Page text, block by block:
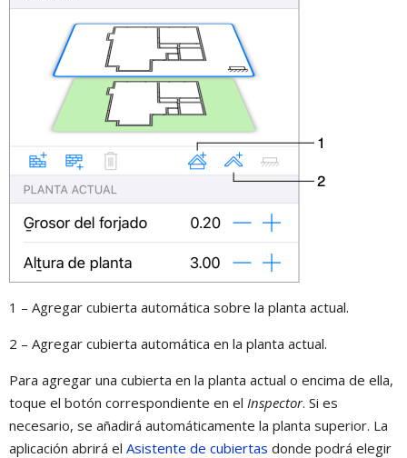
1 – Agregar cubierta automática sobre la planta actual.
2 – Agregar cubierta automática en la planta actual.
Para agregar una cubierta en la planta actual o encima de ella,
toque el botón correspondiente en el Inspector. Si es
necesario, se añadirá automáticamente la planta superior. La
aplicación abrirá el Asistente de cubiertas donde podrá elegir